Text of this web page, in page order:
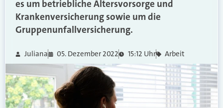
es um betriebliche Altersvorsorge und
Krankenversicherung sowie um die
Gruppenunfallversicherung.
Juliana 05. Dezember 2022 15:12 Uhr Arbeit